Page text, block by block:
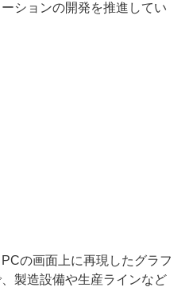
ションの開発を推進してい
の画面上に再現したグラフ
製造設備や生産ラインなど